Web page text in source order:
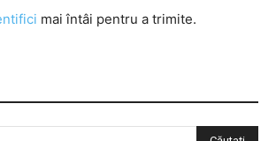
mai întâi pentru a trimite.